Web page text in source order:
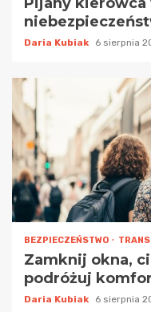
Daria Kubiak 6 sierpnia
BEZPIECZEŃSTWO
Zamknij okna,
podróżuj
Daria Kubiak 6 sierpnia